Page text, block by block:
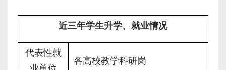
近三年学生升学、就业情况
代表性就
各高校教学科研岗